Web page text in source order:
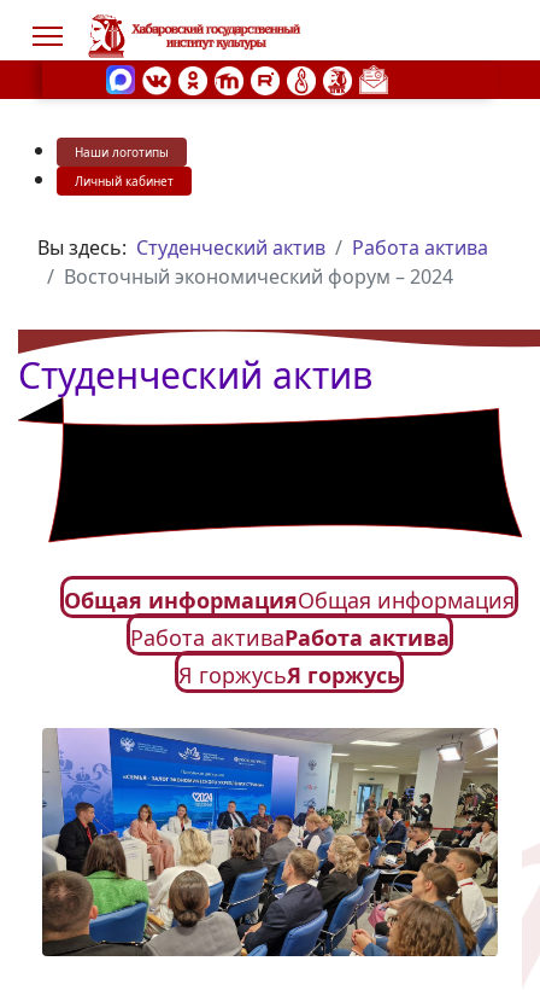
Наши логотипы
Личный кабинет
Вы здесь: Студенческий актив
Работа актива
Восточный экономический форум – 2024
Студенческий актив
Общая информацияОбщая информация
Работа активаРабота актива
Я горжусьЯ горжусь